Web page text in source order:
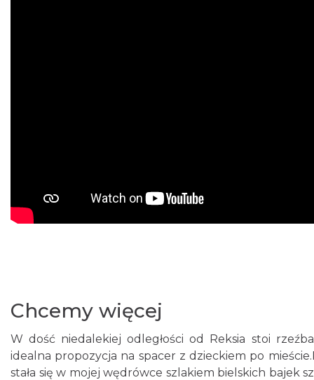
Chcemy więcej
W dość niedalekiej odległości od Reksia stoi
idealna propozycja na spacer z dzieckiem po
stała się w mojej wędrówce szlakiem bielskich bajek